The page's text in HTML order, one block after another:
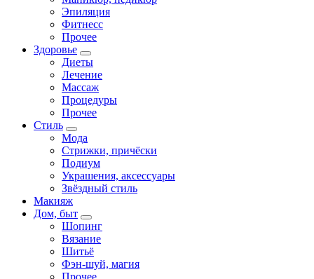
Эпиляция
Фитнесс
Прочее
Здоровье
Диеты
Лечение
Массаж
Процедуры
Прочее
Стиль
Мода
Стрижки, причёски
Подиум
Украшения, аксессуары
Звёздный стиль
Макияж
Дом, быт
Шопинг
Вязание
Шитьё
Фэн-шуй, магия
Прочее